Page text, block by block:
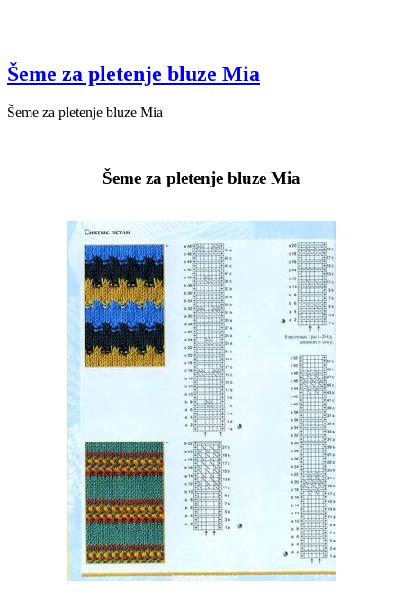
Šeme za pletenje bluze Mia
Šeme za pletenje bluze Mia
Šeme za pletenje bluze Mia